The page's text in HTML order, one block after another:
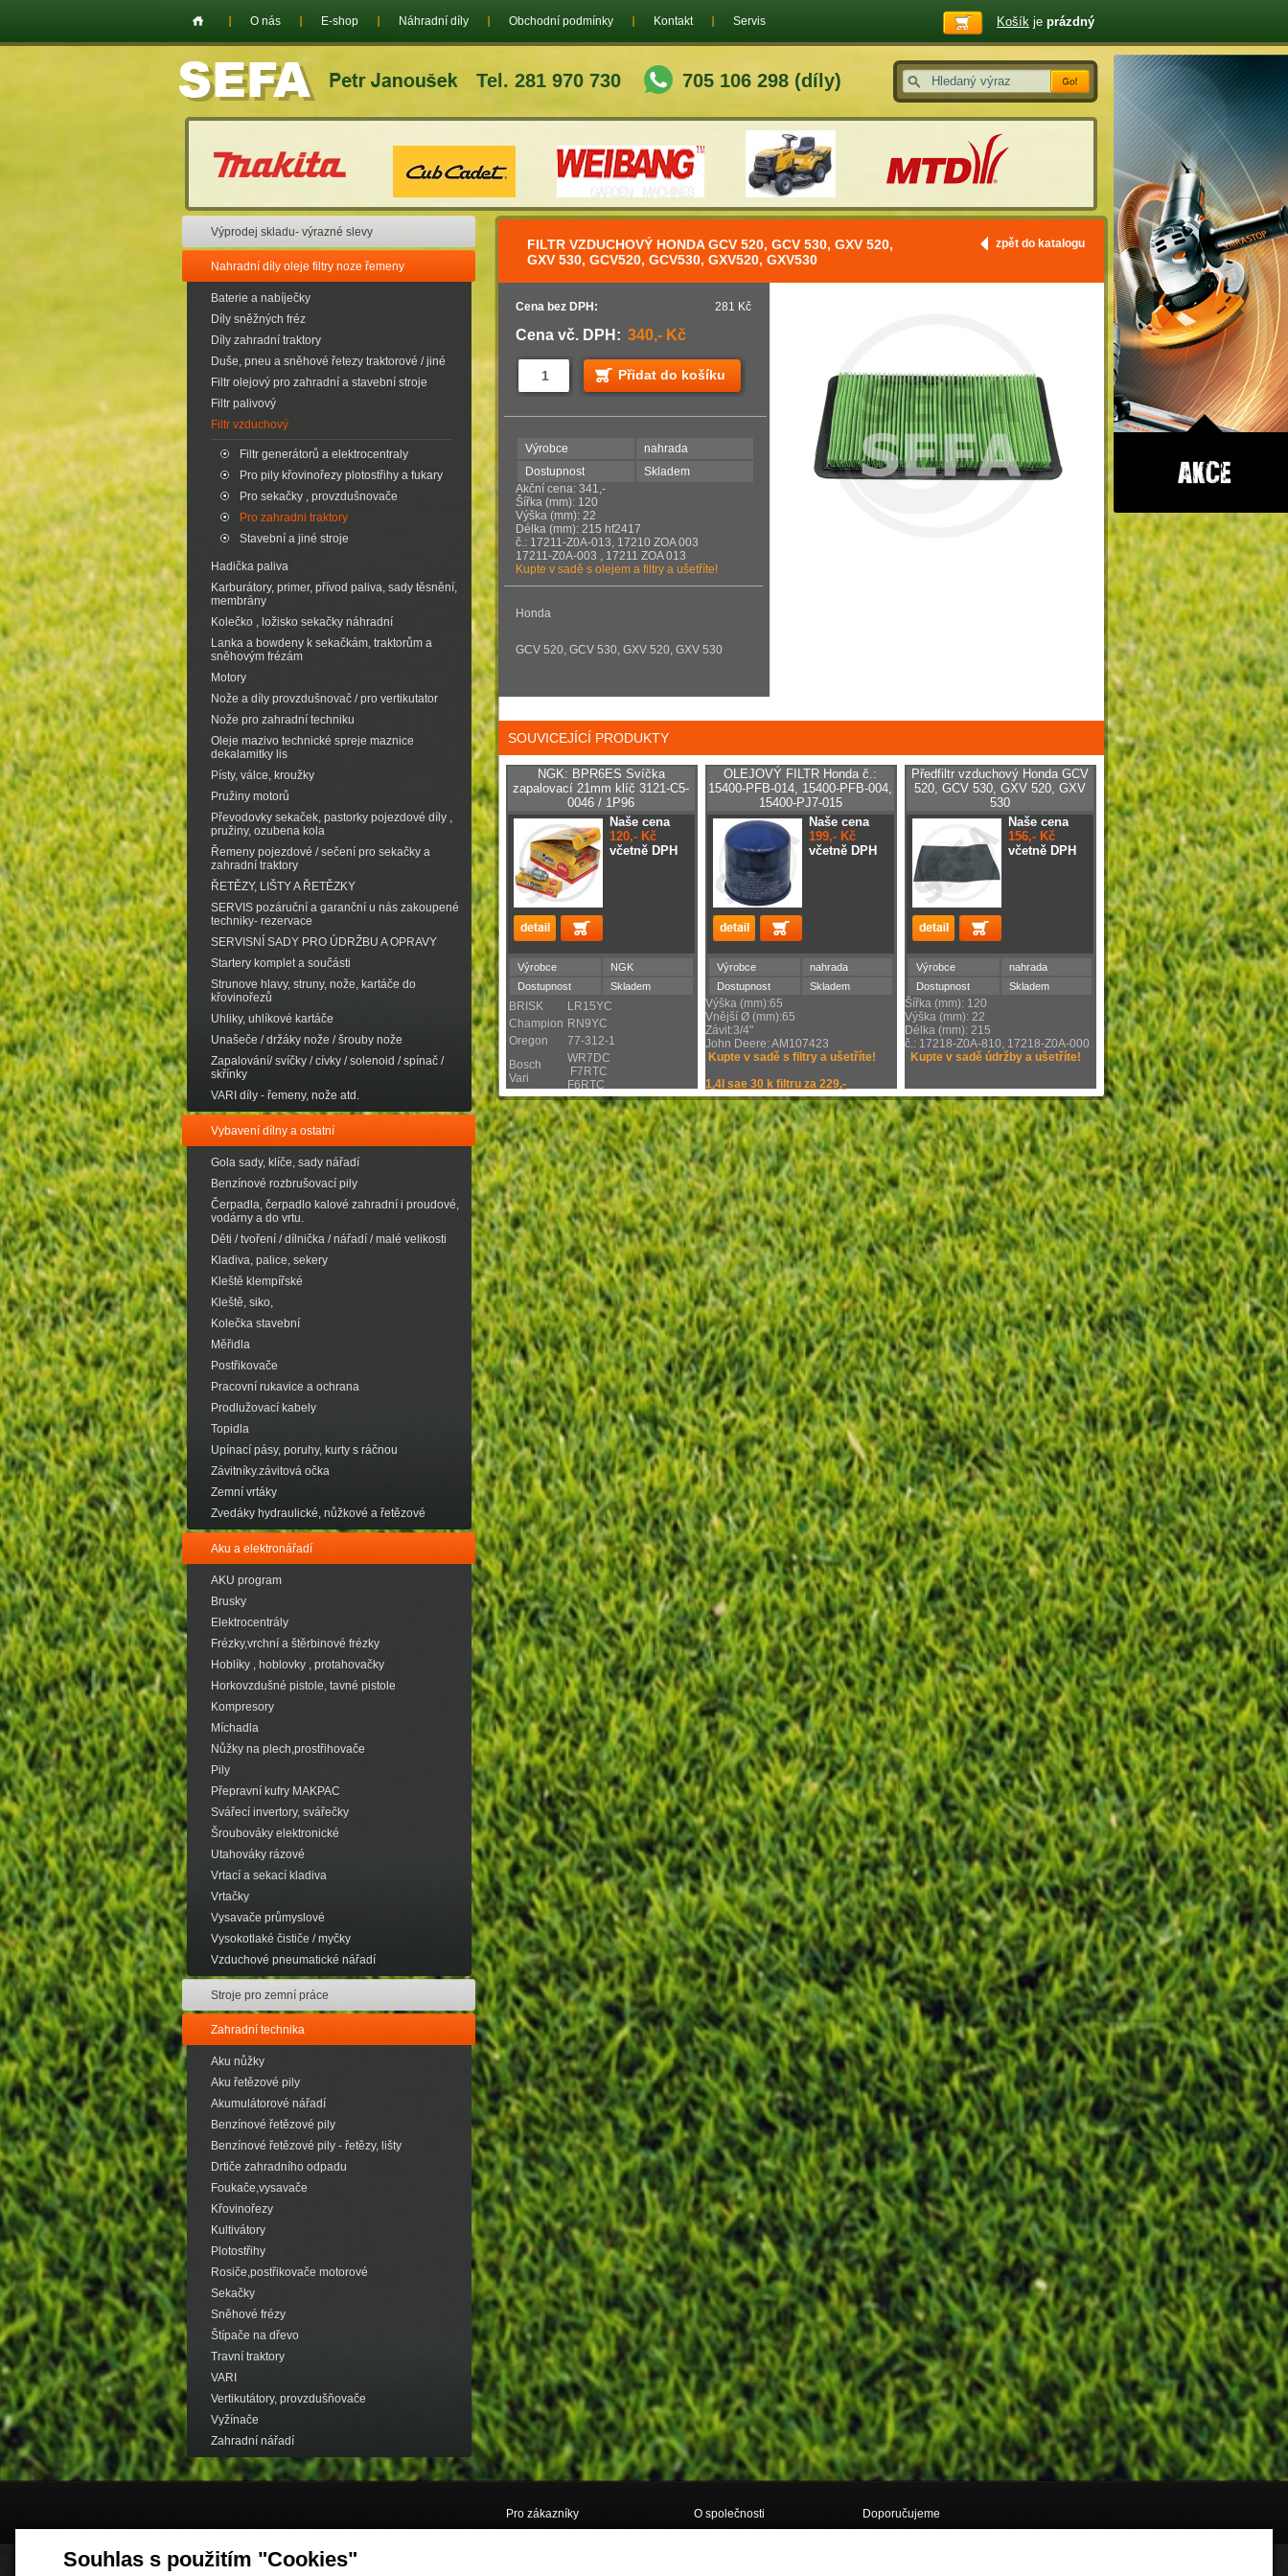
Souhlas s použitím "Cookies"
Tel. 281 970 730 705 106 298 (díly)
O nás E-shop Náhradní díly Obchodní podmínky Kontakt Servis Košík je prázdný
Výprodej skladu- výrazné slevy
Nahradní díly oleje filtry noze řemeny
Baterie a nabíječky
Díly sněžných fréz
Díly zahradní traktory
Duše, pneu a sněhové řetezy traktorové / jiné
Filtr olejový pro zahradní a stavební stroje
Filtr palivový
Filtr vzduchový
Filtr generátorů a elektrocentraly
Pro pily křovinořezy plotostřihy a fukary
Pro sekačky , provzdušnovače
Pro zahradni traktory
Stavební a jiné stroje
Hadička paliva
Karburátory, primer, přívod paliva, sady těsnění,
membrány
Kolečko , ložisko sekačky náhradní
Lanka a bowdeny k sekačkám, traktorům a
sněhovým frézám
Motory
Nože a díly provzdušnovač / pro vertikutator
Nože pro zahradní techniku
Oleje mazivo technické spreje maznice
dekalamitky lis
Písty, válce, kroužky
Pružiny motorů
Převodovky sekaček, pastorky pojezdové díly ,
pružiny, ozubena kola
Řemeny pojezdové / sečení pro sekačky a
zahradní traktory
ŘETĚZY, LIŠTY A ŘETĚZKY
SERVIS pozáruční a garanční u nás zakoupené
techniky- rezervace
SERVISNÍ SADY PRO ÚDRŽBU A OPRAVY
Startery komplet a součásti
Strunove hlavy, struny, nože, kartáče do
křovinořezů
Uhliky, uhlíkové kartáče
Unašeče / držáky nože / šrouby nože
Zapalování/ svíčky / cívky / solenoid / spínač /
skřínky
VARI díly - řemeny, nože atd.
Vybavení dílny a ostatní
Gola sady, klíče, sady nářadí
Benzínové rozbrušovací pily
Čerpadla, čerpadlo kalové zahradní i proudové,
vodárny a do vrtu.
Děti / tvoření / dílnička / nářadí / malé velikosti
Kladiva, palice, sekery
Kleště klempířské
Kleště, siko,
Kolečka stavební
Měřidla
Postřikovače
Pracovní rukavice a ochrana
Prodlužovací kabely
Topidla
Upínací pásy, poruhy, kurty s ráčnou
Závitníky.závitová očka
Zemní vrtáky
Zvedáky hydraulické, nůžkové a řetězové
Aku a elektronářadí
AKU program
Brusky
Elektrocentrály
Frézky,vrchní a štěrbinové frézky
Hoblíky , hoblovky , protahovačky
Horkovzdušné pistole, tavné pistole
Kompresory
Míchadla
Nůžky na plech,prostřihovače
Pily
Přepravní kufry MAKPAC
Svářecí invertory, svářečky
Šroubováky elektronické
Utahováky rázové
Vrtací a sekací kladiva
Vrtačky
Vysavače průmyslové
Vysokotlaké čističe / myčky
Vzduchové pneumatické nářadí
Stroje pro zemní práce
Zahradní technika
Aku nůžky
Aku řetězové pily
Akumulátorové nářadí
Benzínové řetězové pily
Benzínové řetězové pily - řetězy, lišty
Drtiče zahradního odpadu
Foukače,vysavače
Křovinořezy
Kultivátory
Plotostřihy
Rosiče,postřikovače motorové
Sekačky
Sněhové frézy
Štípače na dřevo
Travní traktory
VARI
Vertikutátory, provzdušňovače
Vyžínače
Zahradní nářadí
zpět do katalogu
FILTR VZDUCHOVÝ HONDA GCV 520, GCV 530, GXV 520,
GXV 530, GCV520, GCV530, GXV520, GXV530
Cena bez DPH: 281 Kč
Cena vč. DPH: 340,- Kč
Přidat do košíku
Výrobce
nahrada
Dostupnost
Skladem
Akční cena: 341,-
Šířka (mm): 120
Výška (mm): 22
Délka (mm): 215 hf2417
č.: 17211-Z0A-013, 17210 ZOA 003
17211-Z0A-003 , 17211 ZOA 013
Kupte v sadě s olejem a filtry a ušetříte!
Honda
GCV 520, GCV 530, GXV 520, GXV 530
SOUVICEJÍCÍ PRODUKTY
NGK: BPR6ES Svíčka
zapalovací 21mm klíč 3121-C5-
0046 / 1P96
Naše cena
120,- Kč
včetně DPH
Výrobce
NGK
Dostupnost
Skladem
BRISK
LR15YC
Champion RN9YC
Oregon
77-312-1
Bosch
Vari
WR7DC
F7RTC
F6RTC
OLEJOVÝ FILTR Honda č.:
15400-PFB-014, 15400-PFB-004,
15400-PJ7-015
Naše cena
199,- Kč
včetně DPH
Výrobce
nahrada
Dostupnost
Skladem
Výška (mm):65
Vnější Ø (mm):65
Závit:3/4"
John Deere: AM107423
Kupte v sadě s filtry a ušetříte!
1,4l sae 30 k filtru za 229,-
Předfiltr vzduchový Honda GCV
520, GCV 530, GXV 520, GXV
530
Naše cena
156,- Kč
včetně DPH
Výrobce
nahrada
Dostupnost
Skladem
Šířka (mm): 120
Výška (mm): 22
Délka (mm): 215
č.: 17218-Z0A-810, 17218-Z0A-000
Kupte v sadě údržby a ušetříte!
Pro zákazníky O společnosti Doporučujeme